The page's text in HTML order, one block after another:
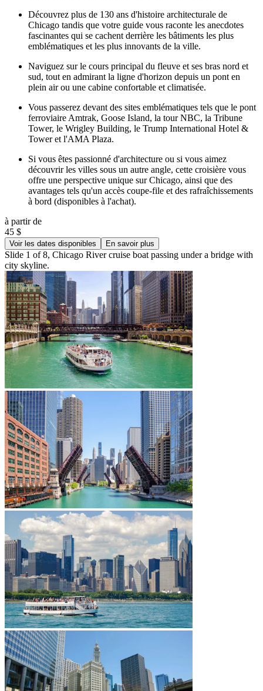
Découvrez plus de 130 ans d'histoire architecturale de
Chicago tandis que votre guide vous raconte les anecdotes
fascinantes qui se cachent derrière les bâtiments les plus
emblématiques et les plus innovants de la ville.
Naviguez sur le cours principal du fleuve et ses bras nord et
sud, tout en admirant la ligne d'horizon depuis un pont en
plein air ou une cabine confortable et climatisée.
Vous passerez devant des sites emblématiques tels que le pont
ferroviaire Amtrak, Goose Island, la tour NBC, la Tribune
Tower, le Wrigley Building, le Trump International Hotel &
Tower et l'AMA Plaza.
Si vous êtes passionné d'architecture ou si vous aimez
découvrir les villes sous un autre angle, cette croisière vous
offre une perspective unique sur Chicago, ainsi que des
avantages tels qu'un accès coupe-file et des rafraîchissements
à bord (disponibles à l'achat).
à partir de
45 $
Voir les dates disponibles En savoir plus
Slide 1 of 8, Chicago River cruise boat passing under a bridge with
city skyline.